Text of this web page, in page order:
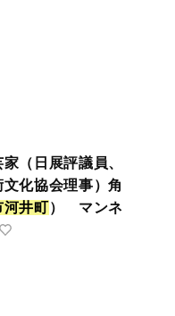
（日展評議員、
化協会理事）角
河井町） マンネ